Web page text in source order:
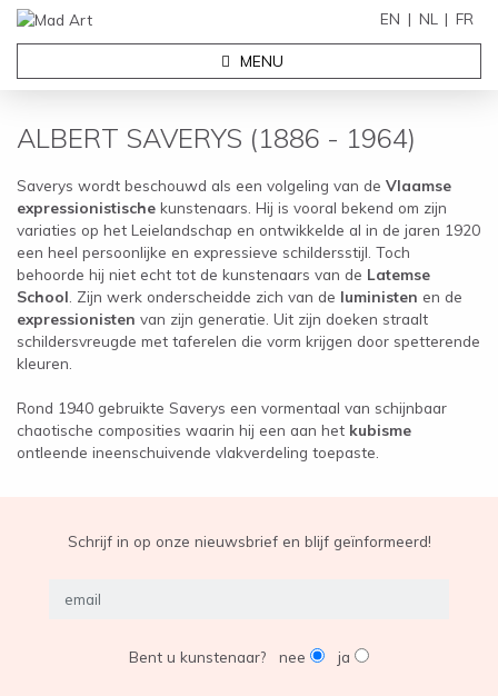
EN NL FR
MENU
ALBERT SAVERYS (1886 - 1964)
Saverys wordt beschouwd als een volgeling van de Vlaamse
expressionistische kunstenaars. Hij is vooral bekend om zijn
variaties op het Leielandschap en ontwikkelde al in de jaren 1920
een heel persoonlijke en expressieve schildersstijl. Toch
behoorde hij niet echt tot de kunstenaars van de Latemse
School . Zijn werk onderscheidde zich van de luministen en de
expressionisten van zijn generatie. Uit zijn doeken straalt
schildersvreugde met taferelen die vorm krijgen door spetterende
kleuren.
Rond 1940 gebruikte Saverys een vormentaal van schijnbaar
chaotische composities waarin hij een aan het kubisme
ontleende ineenschuivende vlakverdeling toepaste.
Schrijf in op onze nieuwsbrief en blijf geïnformeerd!
Bent u kunstenaar? nee ja